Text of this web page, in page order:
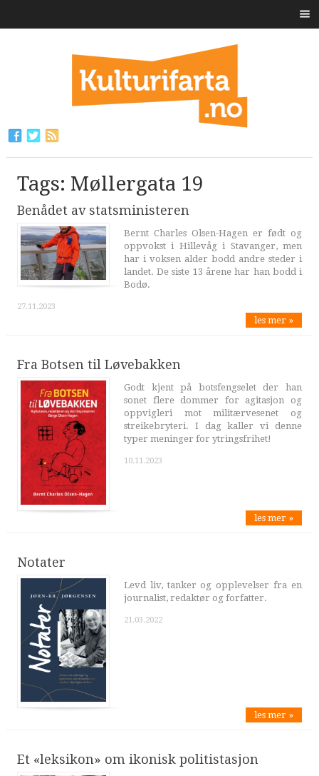
Tags: Møllergata 19
Benådet av statsministeren
Bernt Charles Olsen-Hagen er født og
oppvokst i Hillevåg i Stavanger, men
har i voksen alder bodd andre steder i
landet. De siste 13 årene har han bodd i
Bodø.
27.11.2023
les mer »
Fra Botsen til Løvebakken
Godt kjent på botsfengselet der han
sonet flere dommer for agitasjon og
oppvigleri mot militærvesenet og
streikebryteri. I dag kaller vi denne
typer meninger for ytringsfrihet!
10.11.2023
les mer »
Notater
Levd liv, tanker og opplevelser fra en
journalist, redaktør og forfatter.
21.03.2022
les mer »
Et «leksikon» om ikonisk politistasjon